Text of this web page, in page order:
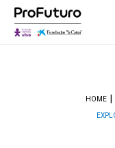
HOME